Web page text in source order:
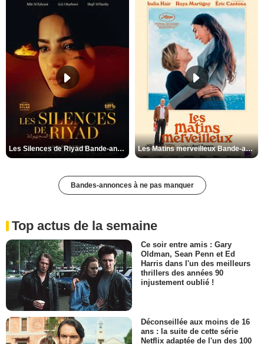
Les Silences de Riyad Bande-annonce VO STFR Les Matins merveilleux Bande-annonce VF
Bandes-annonces à ne pas manquer
Top actus de la semaine
Ce soir entre amis : Gary
Oldman, Sean Penn et Ed
Harris dans l'un des meilleurs
thrillers des années 90
injustement oublié !
Déconseillée aux moins de 16
ans : la suite de cette série
Netflix adaptée de l'un des 100